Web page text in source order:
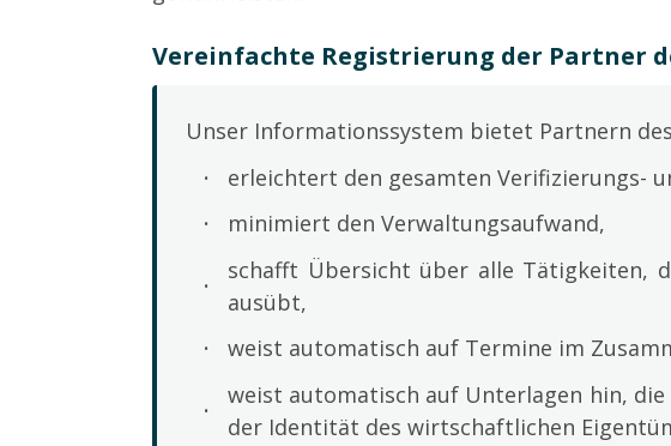
Vereinfachte Registrierung der Partner
Unser Informationssystem bietet Partnern
erleichtert den gesamten Verifizierungs-
minimiert den Verwaltungsaufwand,
schafft Übersicht über alle Tätigkeiten,
ausübt,
weist automatisch auf Termine im
weist automatisch auf Unterlagen hin,
der Identität des wirtschaftlichen